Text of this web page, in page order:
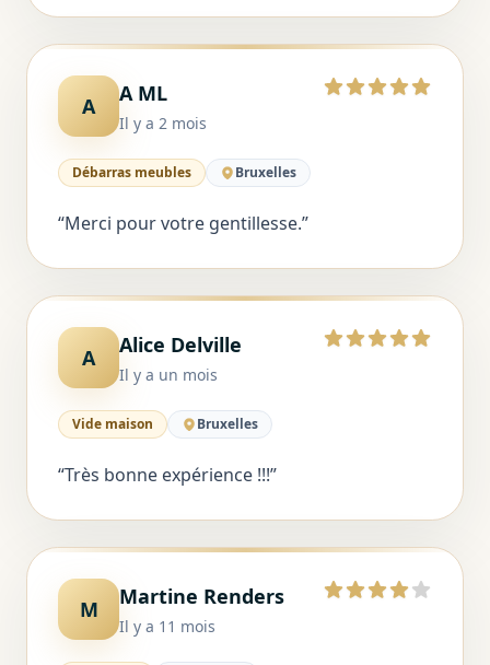
A A ML
Il y a 2 mois
5 sur 5
Débarras meubles Bruxelles
“Merci pour votre gentillesse.”
A Alice Delville
Il y a un mois
5 sur 5
Vide maison Bruxelles
“Très bonne expérience !!!”
M Martine Renders
Il y a 11 mois
4 sur 5